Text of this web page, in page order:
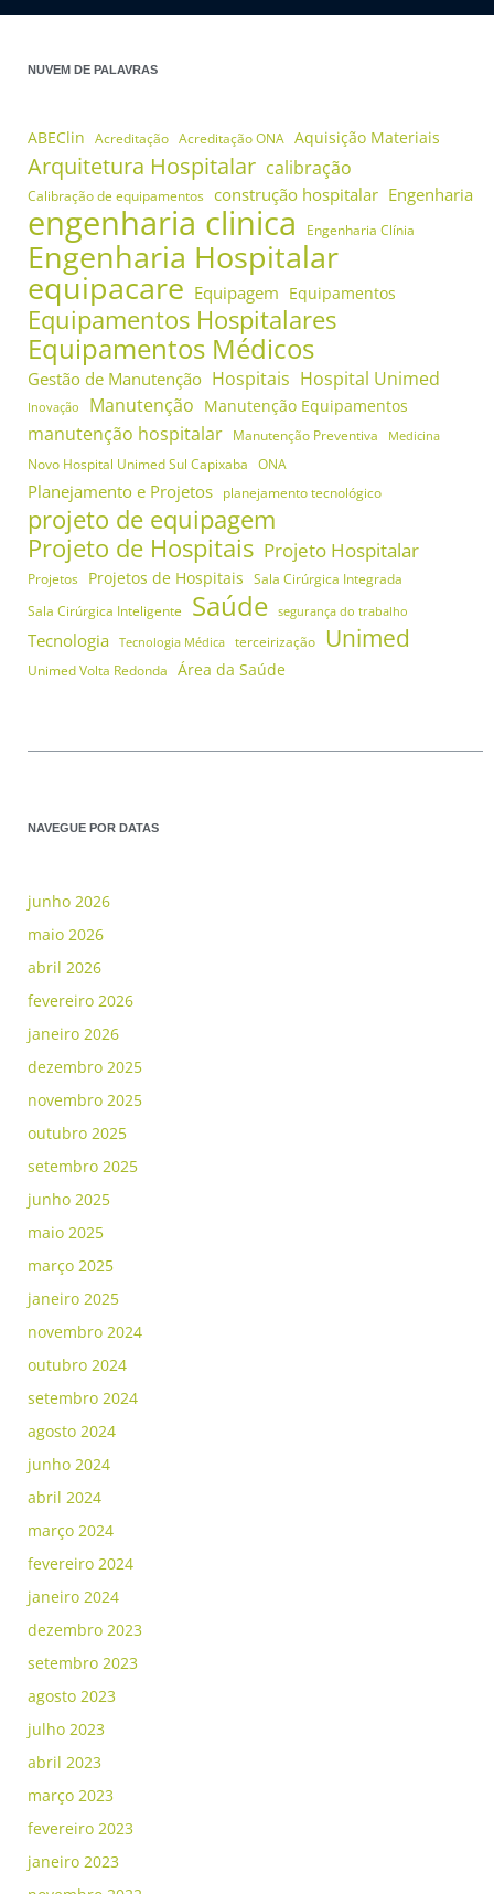
NUVEM DE PALAVRAS
ABEClin Acreditação Acreditação ONA Aquisição Materiais
Arquitetura Hospitalar calibração
Calibração de equipamentos construção hospitalar Engenharia
engenharia clinica Engenharia Clínia
Engenharia Hospitalar
equipacare Equipagem Equipamentos
Equipamentos Hospitalares
Equipamentos Médicos
Gestão de Manutenção Hospitais Hospital Unimed
Inovação Manutenção Manutenção Equipamentos
manutenção hospitalar Manutenção Preventiva Medicina
Novo Hospital Unimed Sul Capixaba ONA
Planejamento e Projetos planejamento tecnológico
projeto de equipagem
Projeto de Hospitais Projeto Hospitalar
Projetos Projetos de Hospitais Sala Cirúrgica Integrada
Sala Cirúrgica Inteligente
Saúde segurança do trabalho
Tecnologia Tecnologia Médica terceirização Unimed
Unimed Volta Redonda Área da Saúde
NAVEGUE POR DATAS
junho 2026
maio 2026
abril 2026
fevereiro 2026
janeiro 2026
dezembro 2025
novembro 2025
outubro 2025
setembro 2025
junho 2025
maio 2025
março 2025
janeiro 2025
novembro 2024
outubro 2024
setembro 2024
agosto 2024
junho 2024
abril 2024
março 2024
fevereiro 2024
janeiro 2024
dezembro 2023
setembro 2023
agosto 2023
julho 2023
abril 2023
março 2023
fevereiro 2023
janeiro 2023